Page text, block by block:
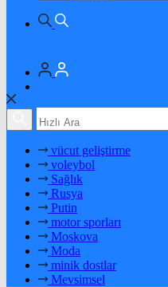
vücut geliştirme
voleybol
Sağlık
Rusya
Putin
motor sporları
Moskova
Moda
minik dostlar
Mevsimsel